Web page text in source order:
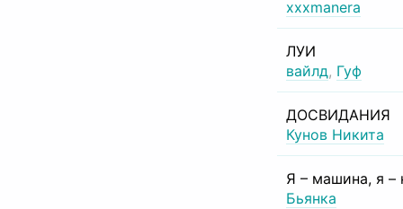
xxxmanera
ЛУИ
вайлд, Гуф
ДОСВИДАНИЯ
Кунов Никита
Я – машина, я –
Бьянка